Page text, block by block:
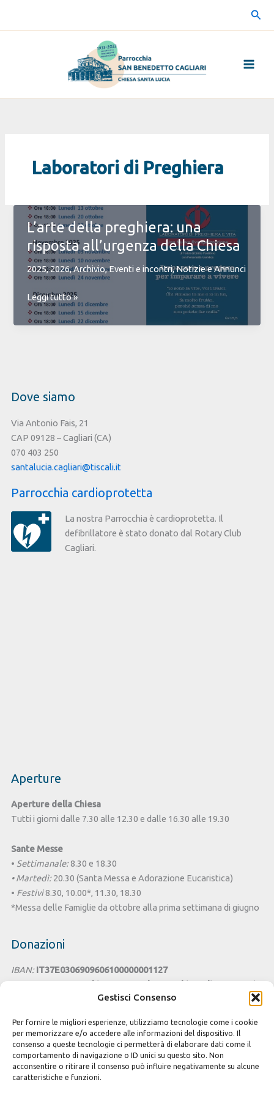
Gestisci Consenso
Per fornire le migliori esperienze, utilizziamo tecnologie come i cookie
per memorizzare e/o accedere alle informazioni del dispositivo. Il
consenso a queste tecnologie ci permetterà di elaborare dati come il
comportamento di navigazione o ID unici su questo sito. Non
acconsentire o ritirare il consenso può influire negativamente su alcune
caratteristiche e funzioni.
Laboratori di Preghiera
L’arte della preghiera: una
risposta all’urgenza della Chiesa
2025,2026,Archivio,Eventi e incontri,Notizie e Annunci
L’arte
della
preghiera:
Chiesa
Leggi tutto »
Dove siamo
Via Antonio Fais, 21
CAP 09128 – Cagliari (CA)
070 403 250
santalucia.cagliari@tiscali.it
Parrocchia cardioprotetta
La nostra Parrocchia è cardioprotetta. Il
defibrillatore è stato donato dal Rotary Club
Cagliari.
Aperture
Aperture della Chiesa
Tutti i giorni dalle 7.30 alle 12.30 e dalle 16.30 alle 19.30
Sante Messe
• Settimanale:8.30 e 18.30
• Martedì:20.30 (Santa Messa e Adorazione Eucaristica)
• Festivi8.30, 10.00*, 11.30, 18.30
*Messa delle Famiglie da ottobre alla prima settimana di giugno
Donazioni
IBAN: IT37E0306909606100000001127
Intestato a:Parrocchia San Benedetto - Chiesa di Santa Lucia
Cesta della Solidarietà
Seguici sui Social